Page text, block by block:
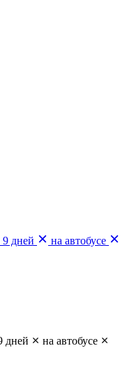
9 дней
на автобусе
дней
на автобусе